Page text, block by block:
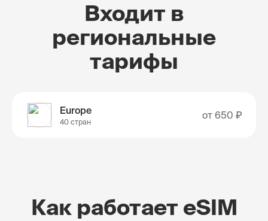
Входит в
региональные
тарифы
Europe
40 стран
от 650 ₽
Как работает eSIM